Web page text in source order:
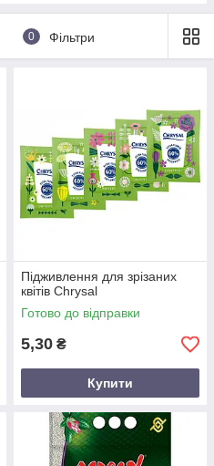
0 Фільтри
Підживлення для зрізаних
квітів Chrysal
Готово до відправки
5,30 ₴
Купити